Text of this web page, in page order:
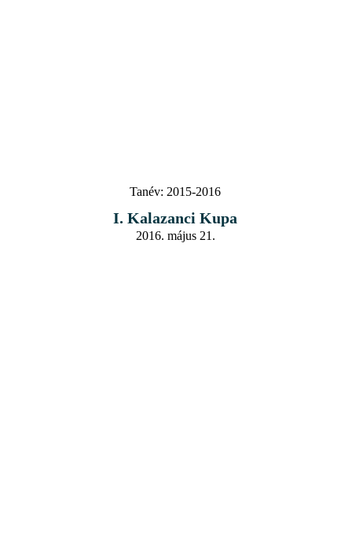
Tanév: 2015-2016
I. Kalazanci Kupa
2016. május 21.